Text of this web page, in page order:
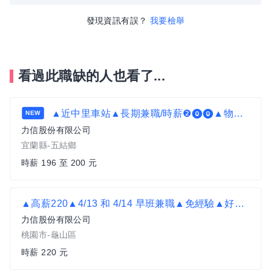
發現資訊有誤？ 我要檢舉
看過此職缺的人也看了...
NEW ▲近中里車站▲長期兼職/時薪❷⓿⓿▲物流理貨員F
力信股份有限公司
宜蘭縣-五結鄉
時薪 196 至 200 元
▲高薪220▲4/13 和 4/14 早班兼職▲免經驗▲好搬不會太重▲近三井購物中心-理貨員
力信股份有限公司
桃園市-龜山區
時薪 220 元